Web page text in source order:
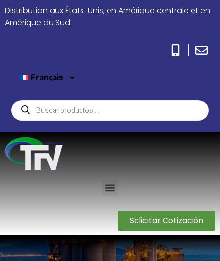
Distribution aux États-Unis, en Amérique centrale et en
Amérique du Sud.
Français
Solicitar Cotización